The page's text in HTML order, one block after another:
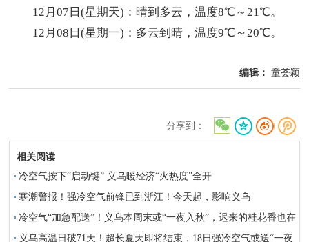
12月07日(星期天)：晴到多云，温度8℃～21℃。
12月08日(星期一)：多云到晴，温度9℃～20℃。
编辑： 童荟颖
分享到：
相关阅读
冷空气按下“启动键” 义乌暖经济“火热度”全开
寒潮警报！强冷空气前锋已到浙江！今天起，影响义乌
冷空气“加急配送”！义乌本周末或“一夜入秋”，迟来的桂花香也在
路上
义乌高温日破71天！超长夏天即将结束，18日强冷空气或送“一夜